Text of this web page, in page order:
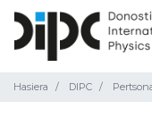
Hasiera DIPC